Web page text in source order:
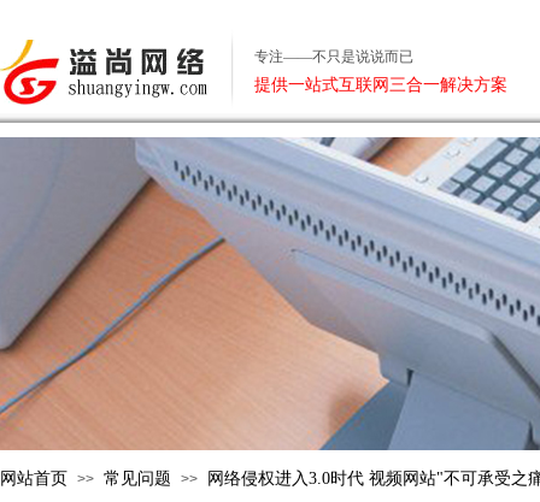
专注——不只是说说而已
提供一站式互联网三合一解决方案
网站首页 >> 常见问题 >> 网络侵权进入3.0时代 视频网站"不可承受之